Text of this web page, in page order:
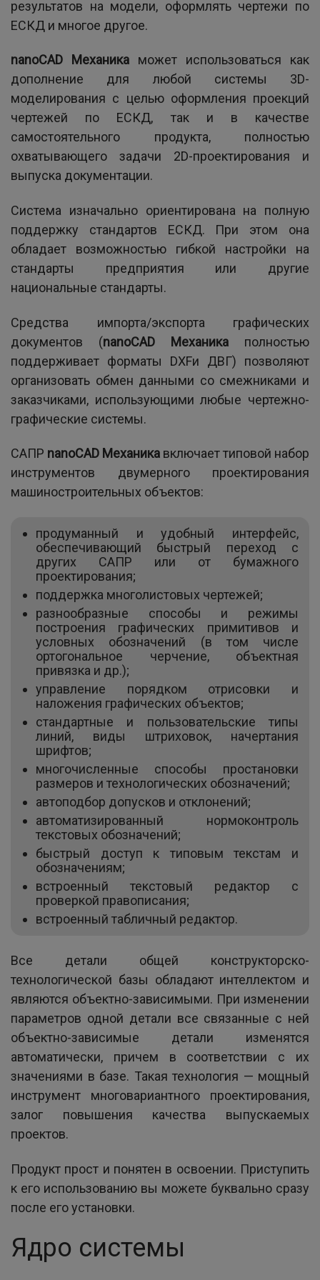
результатов на модели, оформлять чертежи по
ЕСКД и многое другое.
nanoCAD Механика может использоваться как
дополнение для любой системы 3D-
моделирования с целью оформления проекций
чертежей по ЕСКД, так и в качестве
самостоятельного продукта, полностью
охватывающего задачи 2D-проектирования и
выпуска документации.
Система изначально ориентирована на полную
поддержку стандартов ЕСКД. При этом она
обладает возможностью гибкой настройки на
стандарты предприятия или другие
национальные стандарты.
Средства импорта/экспорта графических
документов (nanoCAD Механика полностью
поддерживает форматы DXFи ДВГ) позволяют
организовать обмен данными со смежниками и
заказчиками, использующими любые чертежно-
графические системы.
САПР nanoCAD Механика включает типовой набор
инструментов двумерного проектирования
машиностроительных объектов:
продуманный и удобный интерфейс,
обеспечивающий быстрый переход с
других САПР или от бумажного
проектирования;
поддержка многолистовых чертежей;
разнообразные способы и режимы
построения графических примитивов и
условных обозначений (в том числе
ортогональное черчение, объектная
привязка и др.);
управление порядком отрисовки и
наложения графических объектов;
стандартные и пользовательские типы
линий, виды штриховок, начертания
шрифтов;
многочисленные способы простановки
размеров и технологических обозначений;
автоподбор допусков и отклонений;
автоматизированный нормоконтроль
текстовых обозначений;
быстрый доступ к типовым текстам и
обозначениям;
встроенный текстовый редактор с
проверкой правописания;
встроенный табличный редактор.
Все детали общей конструкторско-
технологической базы обладают интеллектом и
являются объектно-зависимыми. При изменении
параметров одной детали все связанные с ней
объектно-зависимые детали изменятся
автоматически, причем в соответствии с их
значениями в базе. Такая технология — мощный
инструмент многовариантного проектирования,
залог повышения качества выпускаемых
проектов.
Продукт прост и понятен в освоении. Приступить
к его использованию вы можете буквально сразу
после его установки.
Ядро системы